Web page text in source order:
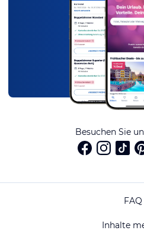
Besuchen Sie
FAQ
Inhalte